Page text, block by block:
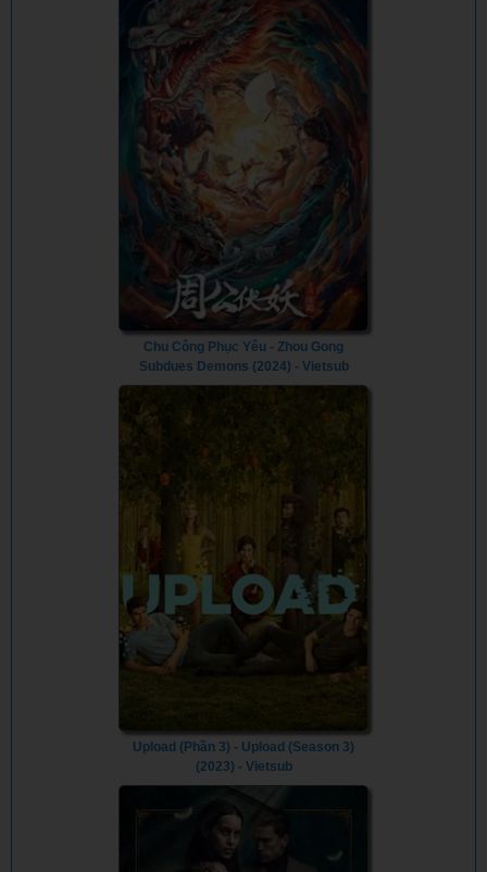
Chu Công Phục Yêu - Zhou Gong
Subdues Demons (2024) - Vietsub
Upload (Phần 3) - Upload (Season 3)
(2023) - Vietsub